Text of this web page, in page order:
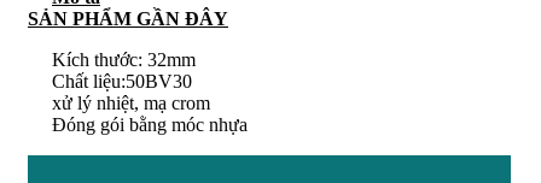
SẢN PHẨM GẦN ĐÂY
Kích thước: 32mm
Chất liệu:50BV30
xử lý nhiệt, mạ crom
Đóng gói bằng móc nhựa